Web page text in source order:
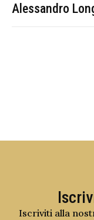
Alessandro
Iscriviti alla